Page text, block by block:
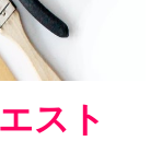
スト